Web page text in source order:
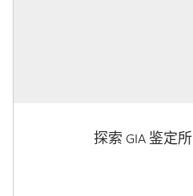
探索 GIA 鉴定